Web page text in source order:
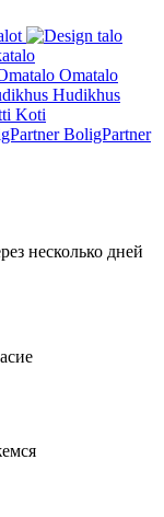
Omatalo
Hudikhus
Koti
BoligPartner
несколько дней